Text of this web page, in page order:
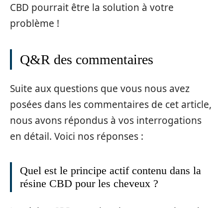
CBD pourrait être la solution à votre
problème !
Q&R des commentaires
Suite aux questions que vous nous avez
posées dans les commentaires de cet article,
nous avons répondus à vos interrogations
en détail. Voici nos réponses :
Quel est le principe actif contenu dans la
résine CBD pour les cheveux ?